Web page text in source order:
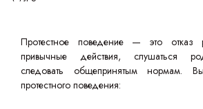
Протестное поведение — это отказ
привычные действия, слушаться
следовать общепринятым нормам.
протестного поведения: